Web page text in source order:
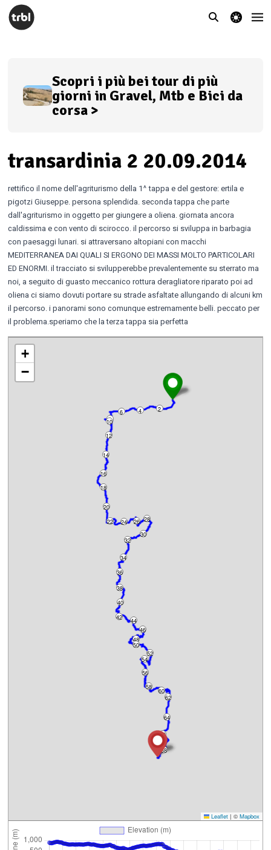
theme switcher
Scopri i più bei tour di più
giorni in Gravel, Mtb e Bici da
corsa >
transardinia 2 20.09.2014
rettifico il nome dell'agriturismo della 1^ tappa e del gestore: ertila e
pigotzi Giuseppe. persona splendida. seconda tappa che parte
dall'agriturismo in oggetto per giungere a oliena. giornata ancora
caldissima e con vento di scirocco. il percorso si sviluppa in barbagia
con paesaggi lunari. si attraversano altopiani con macchi
MEDITERRANEA DAI QUALI SI ERGONO DEI MASSI MOLTO PARTICOLARI
ED ENORMI. il tracciato si svilupperebbe prevalentemente su sterrato ma
noi, a seguito di guasto meccanico rottura deragliatore riparato poi ad
oliena ci siamo dovuti portare su strade asfaltate allungando di alcuni km
il percorso. i panorami sono comunque estremamente belli. peccato per
il problema.speriamo che la terza tappa sia perfetta
64
32
16
48
8
24
40
56
4
12
20
28
36
44
52
60
68
2
6
10
14
18
22
26
30
34
38
42
46
50
54
58
62
66
+
−
Leaflet | ©Mapbox